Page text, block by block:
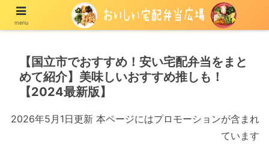
宅配の冷凍弁当や冷蔵弁当を紹介する情報メディア
【国立市でおすすめ！安い宅配弁当をまと
めて紹介】美味しいおすすめ推しも！
【2024最新版】
2026年5月1日更新 本ページにはプロモーションが含まれ
ています
menu